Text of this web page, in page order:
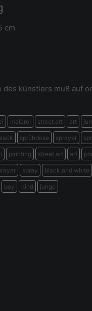
cm
künstlers muß auf
malerei street art art
sprühdose sprayer
painting street art art
spray black and white
boy kind junge